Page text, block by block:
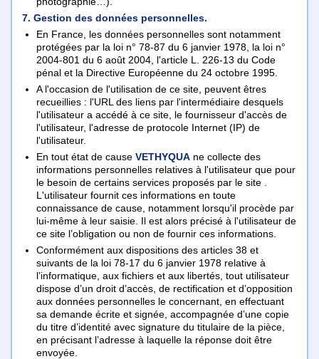
7. Gestion des données personnelles.
En France, les données personnelles sont notamment
protégées par la loi n° 78-87 du 6 janvier 1978, la loi n°
2004-801 du 6 août 2004, l'article L. 226-13 du Code
pénal et la Directive Européenne du 24 octobre 1995.
A l'occasion de l'utilisation de ce site, peuvent êtres
recueillies : l'URL des liens par l'intermédiaire desquels
l'utilisateur a accédé à ce site, le fournisseur d'accès de
l'utilisateur, l'adresse de protocole Internet (IP) de
l'utilisateur.
En tout état de causeVETHYQUA ne collecte des
informations personnelles relatives à l'utilisateur que pour
le besoin de certains services proposés par le site .
L'utilisateur fournit ces informations en toute
connaissance de cause, notamment lorsqu'il procède par
lui-même à leur saisie. Il est alors précisé à l'utilisateur de
ce site l’obligation ou non de fournir ces informations.
Conformément aux dispositions des articles 38 et
suivants de la loi 78-17 du 6 janvier 1978 relative à
l’informatique, aux fichiers et aux libertés, tout utilisateur
dispose d’un droit d’accès, de rectification et d’opposition
aux données personnelles le concernant, en effectuant
sa demande écrite et signée, accompagnée d’une copie
du titre d’identité avec signature du titulaire de la pièce,
en précisant l’adresse à laquelle la réponse doit être
envoyée.